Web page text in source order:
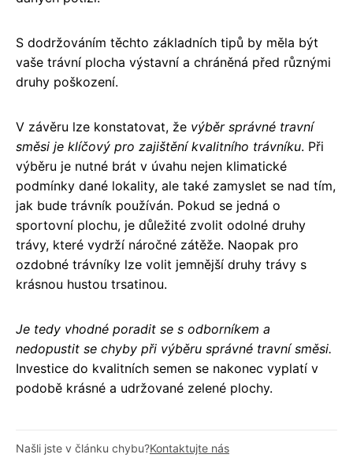
S dodržováním těchto základních tipů by měla být
vaše trávní plocha výstavní a chráněná před různými
druhy poškození.
V závěru lze konstatovat, že výběr správné travní
směsi je klíčový pro zajištění kvalitního trávníku. Při
výběru je nutné brát v úvahu nejen klimatické
podmínky dané lokality, ale také zamyslet se nad tím,
jak bude trávník používán. Pokud se jedná o
sportovní plochu, je důležité zvolit odolné druhy
trávy, které vydrží náročné zátěže. Naopak pro
ozdobné trávníky lze volit jemnější druhy trávy s
krásnou hustou trsatinou.
Je tedy vhodné poradit se s odborníkem a
nedopustit se chyby při výběru správné travní směsi.
Investice do kvalitních semen se nakonec vyplatí v
podobě krásné a udržované zelené plochy.
Našli jste v článku chybu?Kontaktujte nás